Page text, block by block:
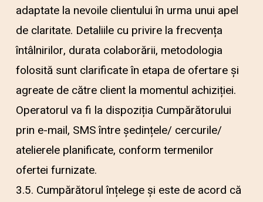
adaptate la nevoile clientului în urma unui apel
de claritate. Detaliile cu privire la frecvența
întâlnirilor, durata colaborării, metodologia
folosită sunt clarificate în etapa de ofertare și
agreate de către client la momentul achiziției.
Operatorul va fi la dispoziția Cumpărătorului
prin e-mail, SMS între ședințele/ cercurile/
atelierele planificate, conform termenilor
ofertei furnizate.
3.5. Cumpărătorul înțelege și este de acord că